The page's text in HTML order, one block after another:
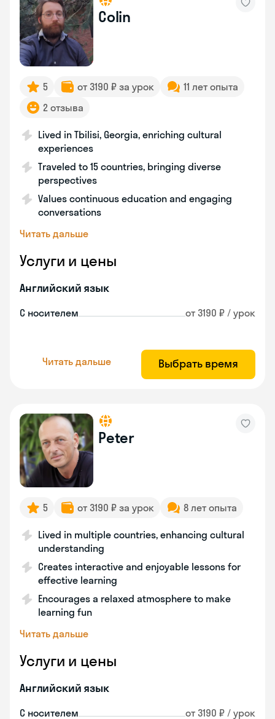
Colin
5 от 3190 ₽ за урок
11 лет опыта
2 отзыва
Lived in Tbilisi, Georgia, enriching cultural
experiences
Traveled to 15 countries, bringing diverse
perspectives
Values continuous education and engaging
conversations
Читать дальше
Услуги и цены
Английский язык
С носителем от 3190 ₽ / урок
Читать дальше Выбрать время
Peter
5 от 3190 ₽ за урок 8 лет опыта
Lived in multiple countries, enhancing cultural
understanding
Creates interactive and enjoyable lessons for
effective learning
Encourages a relaxed atmosphere to make
learning fun
Читать дальше
Услуги и цены
Английский язык
С носителем от 3190 ₽ / урок